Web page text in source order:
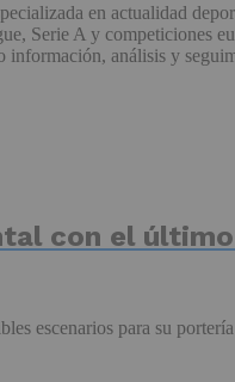
en actualidad
Serie A y competiciones
información, análisis y
con el
escenarios para su